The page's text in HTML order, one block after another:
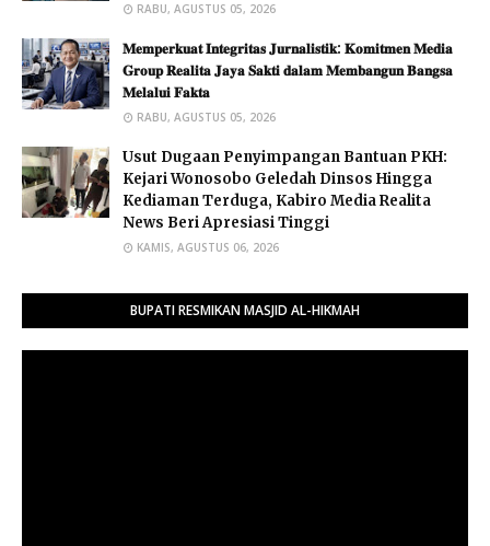
RABU, AGUSTUS 05, 2026
𝐌𝐞𝐦𝐩𝐞𝐫𝐤𝐮𝐚𝐭 𝐈𝐧𝐭𝐞𝐠𝐫𝐢𝐭𝐚𝐬 𝐉𝐮𝐫𝐧𝐚𝐥𝐢𝐬𝐭𝐢𝐤: 𝐊𝐨𝐦𝐢𝐭𝐦𝐞𝐧 𝐌𝐞𝐝𝐢𝐚
𝐆𝐫𝐨𝐮𝐩 𝐑𝐞𝐚𝐥𝐢𝐭𝐚 𝐉𝐚𝐲𝐚 𝐒𝐚𝐤𝐭𝐢 𝐝𝐚𝐥𝐚𝐦 𝐌𝐞𝐦𝐛𝐚𝐧𝐠𝐮𝐧 𝐁𝐚𝐧𝐠𝐬𝐚
𝐌𝐞𝐥𝐚𝐥𝐮𝐢 𝐅𝐚𝐤𝐭𝐚 ​
RABU, AGUSTUS 05, 2026
Usut Dugaan Penyimpangan Bantuan PKH:
Kejari Wonosobo Geledah Dinsos Hingga
Kediaman Terduga, Kabiro Media Realita
News Beri Apresiasi Tinggi
KAMIS, AGUSTUS 06, 2026
BUPATI RESMIKAN MASJID AL-HIKMAH